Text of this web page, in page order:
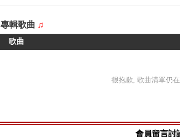
專輯歌曲 ♫
歌曲
很抱歉, 歌曲清單仍
會員留言討